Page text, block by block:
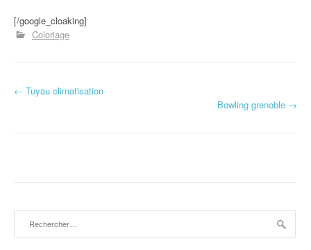
[/google_cloaking]
Coloriage
Navigation d'article
← Tuyau climatisation
Bowling grenoble →